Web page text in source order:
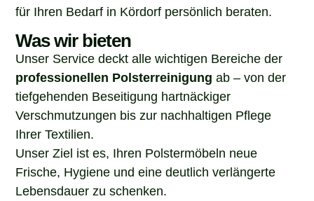
für Ihren Bedarf in Kördorf persönlich beraten.
Was wir bieten
Unser Service deckt alle wichtigen Bereiche der
professionellen Polsterreinigung ab – von der
tiefgehenden Beseitigung hartnäckiger
Verschmutzungen bis zur nachhaltigen Pflege
Ihrer Textilien.
Unser Ziel ist es, Ihren Polstermöbeln neue
Frische, Hygiene und eine deutlich verlängerte
Lebensdauer zu schenken.